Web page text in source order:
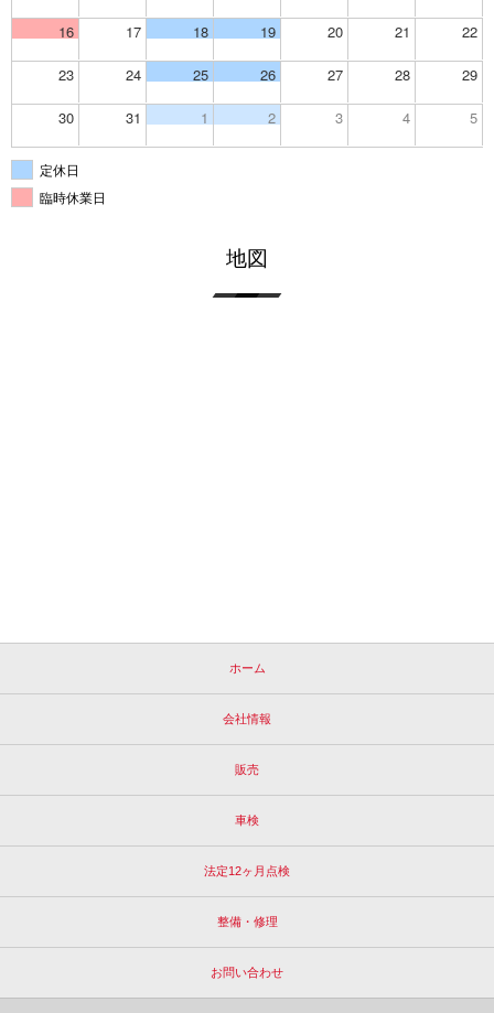
16 17 18 19 20 21 22
23 24 25 26 27 28 29
30 31 1 2 3 4 5
定休日
臨時休業日
地図
ホーム
会社情報
販売
車検
法定12ヶ月点検
整備・修理
お問い合わせ